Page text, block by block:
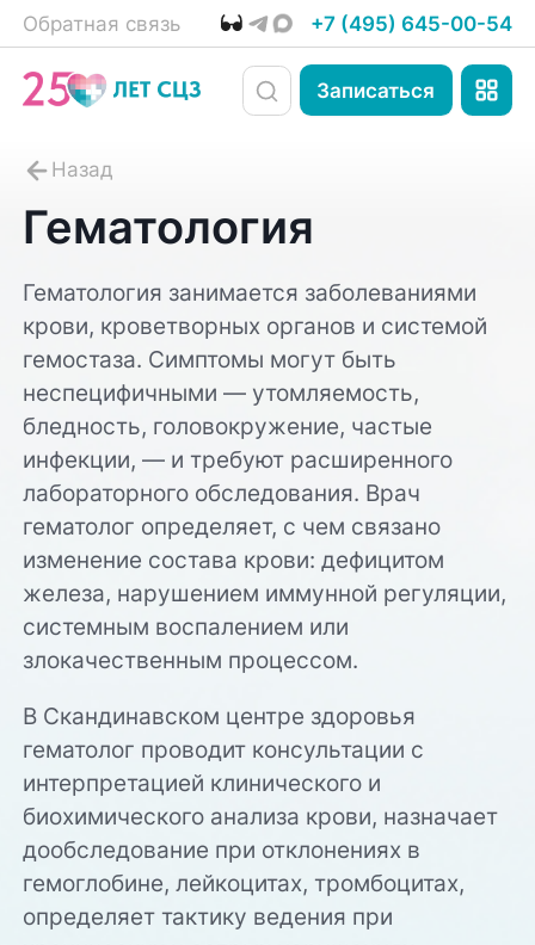
Обратная связь +7 (495) 645-00-54
Записаться
Гематология
Гематология занимается заболеваниями
крови, кроветворных органов и системой
гемостаза. Симптомы могут быть
неспецифичными — утомляемость,
бледность, головокружение, частые
инфекции, — и требуют расширенного
лабораторного обследования. Врач
гематолог определяет, с чем связано
изменение состава крови: дефицитом
железа, нарушением иммунной регуляции,
системным воспалением или
злокачественным процессом.
В Скандинавском центре здоровья
гематолог проводит консультации с
интерпретацией клинического и
биохимического анализа крови, назначает
дообследование при отклонениях в
гемоглобине, лейкоцитах, тромбоцитах,
определяет тактику ведения при